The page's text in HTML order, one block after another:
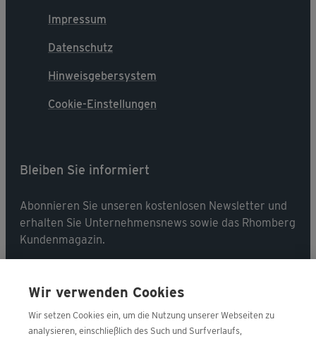
Impressum
Datenschutz
Hinweisgebersystem
Cookie-Einstellungen
Bleiben Sie informiert
Abonnieren Sie unseren kostenlosen Newsletter und
erhalten Sie Unternehmensnews sowie das Rhomberg
Kundenmagazin.
Jetzt abonnieren
Wir verwenden Cookies
Wir setzen Cookies ein, um die Nutzung unserer Webseiten zu
analysieren, einschließlich des Such und Surfverlaufs,